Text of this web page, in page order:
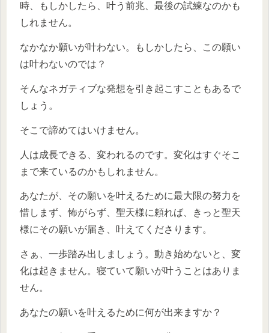
時、もしかしたら、叶う前兆、最後の試練なのかも
しれません。
なかなか願いが叶わない。もしかしたら、この願い
は叶わないのでは？
そんなネガティブな発想を引き起こすこともあるで
しょう。
そこで諦めてはいけません。
人は成長できる、変われるのです。変化はすぐそこ
まで来ているのかもしれません。
あなたが、その願いを叶えるために最大限の努力を
惜しまず、怖がらず、聖天様に頼れば、きっと聖天
様にその願いが届き、叶えてくださります。
さぁ、一歩踏み出しましょう。動き始めないと、変
化は起きません。寝ていて願いが叶うことはありま
せん。
あなたの願いを叶えるために何が出来ますか？